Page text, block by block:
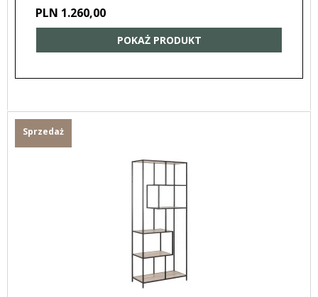
PLN 1.260,00
POKAŻ PRODUKT
Sprzedaż